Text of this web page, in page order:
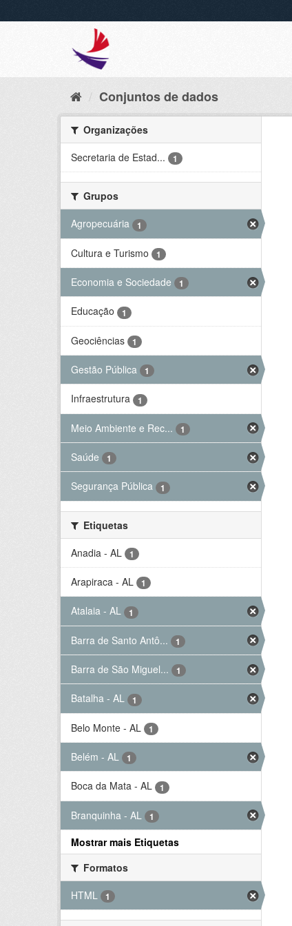
Conjuntos de dados
Organizações
Secretaria de Estad...
1
Grupos
Agropecuária
1
Cultura e Turismo 1
Economia e Sociedade 1
Educação 1
Geociências 1
Gestão Pública 1
Infraestrutura 1
Meio Ambiente e Rec... 1
Saúde 1
Segurança Pública 1
Etiquetas
Anadia - AL
1
Arapiraca - AL 1
Atalaia - AL 1
Barra de Santo Antô... 1
Barra de São Miguel... 1
Batalha - AL 1
Belo Monte - AL 1
Belém - AL 1
Boca da Mata - AL 1
Branquinha - AL 1
Mostrar mais Etiquetas
Formatos
HTML
1